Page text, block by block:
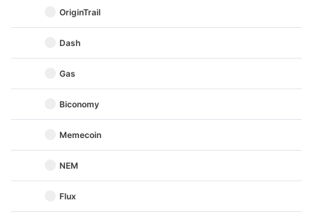
OriginTrail
Dash
Gas
Biconomy
Memecoin
NEM
Flux